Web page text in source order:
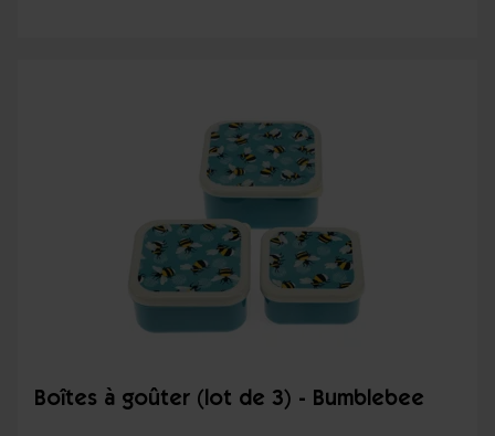
Boîtes à goûter (lot de 3) - Bumblebee